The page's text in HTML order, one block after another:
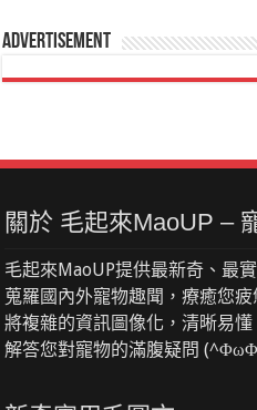
Advertisement
關於 毛起來MaoUP –
毛起來MaoUP提供最新奇、最
蒐羅國內外寵物趣聞，療癒您疲
將複雜的資訊圖像化，清晰易懂
解答您對寵物的滿腹疑問